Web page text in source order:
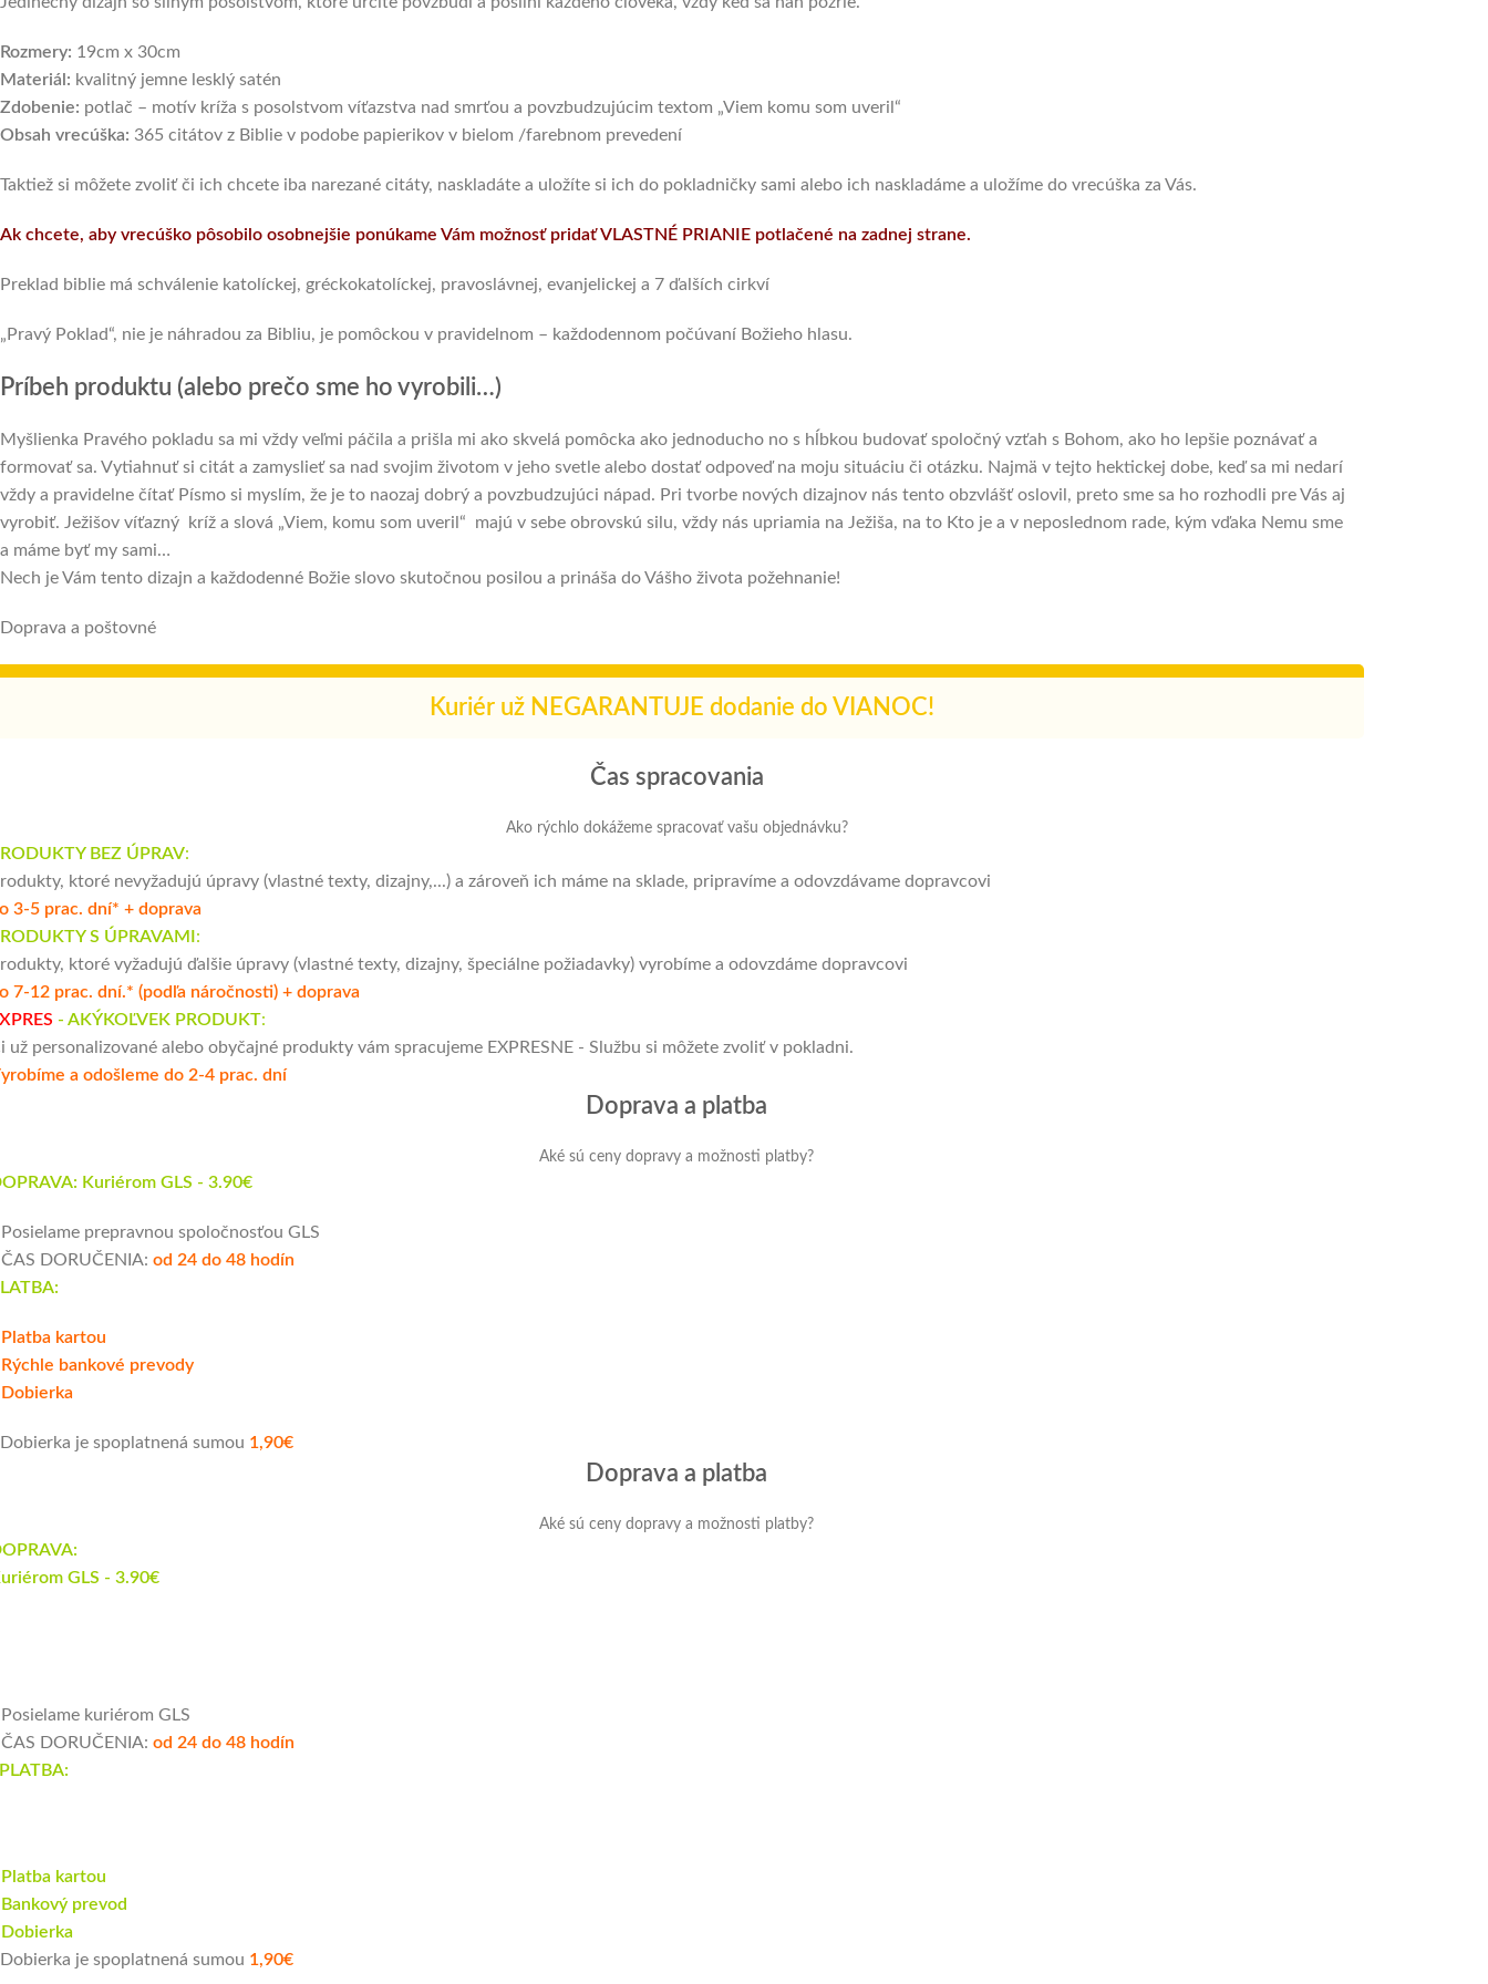
Rozmery: 19cm x 30cm
Materiál: kvalitný jemne lesklý satén
Zdobenie: potlač – motív kríža s posolstvom víťazstva nad smrťou a povzbudzujúcim textom „Viem komu som uveril“
Obsah vrecúška: 365 citátov z Biblie v podobe papierikov v bielom /farebnom prevedení
Taktiež si môžete zvoliť či ich chcete iba narezané citáty, naskladáte a uložíte si ich do pokladničky sami alebo ich naskladáme a uložíme do vrecúška za Vás.
Ak chcete, aby vrecúško pôsobilo osobnejšie ponúkame Vám možnosť pridať VLASTNÉ PRIANIE potlačené na zadnej strane.
Preklad biblie má schválenie katolíckej, gréckokatolíckej, pravoslávnej, evanjelickej a 7 ďalších cirkví
„Pravý Poklad“, nie je náhradou za Bibliu, je pomôckou v pravidelnom – každodennom počúvaní Božieho hlasu.
Príbeh produktu (alebo prečo sme ho vyrobili…)
Myšlienka Pravého pokladu sa mi vždy veľmi páčila a prišla mi ako skvelá pomôcka ako jednoducho no s hĺbkou budovať spoločný vzťah s Bohom, ako ho lepšie poznávať a
formovať sa. Vytiahnuť si citát a zamyslieť sa nad svojim životom v jeho svetle alebo dostať odpoveď na moju situáciu či otázku. Najmä v tejto hektickej dobe, keď sa mi nedarí
vždy a pravidelne čítať Písmo si myslím, že je to naozaj dobrý a povzbudzujúci nápad. Pri tvorbe nových dizajnov nás tento obzvlášť oslovil, preto sme sa ho rozhodli pre Vás aj
vyrobiť. Ježišov víťazný kríž a slová „Viem, komu som uveril“ majú v sebe obrovskú silu, vždy nás upriamia na Ježiša, na to Kto je a v neposlednom rade, kým vďaka Nemu sme
a máme byť my sami…
Nech je Vám tento dizajn a každodenné Božie slovo skutočnou posilou a prináša do Vášho života požehnanie!
Doprava a poštovné
Kuriér už NEGARANTUJE dodanie do VIANOC!
Čas spracovania
Ako rýchlo dokážeme spracovať vašu objednávku?
BEZ ÚPRAV:
ktoré nevyžadujú úpravy (vlastné texty, dizajny,...) a zároveň ich máme na sklade, pripravíme a odovzdávame dopravcovi
3-5 prac. dní* + doprava
S ÚPRAVAMI :
ktoré vyžadujú ďalšie úpravy (vlastné texty, dizajny, špeciálne požiadavky) vyrobíme a odovzdáme dopravcovi
7-12 prac. dní.* (podľa náročnosti) + doprava
- AKÝKOĽVEK PRODUKT:
už personalizované alebo obyčajné produkty vám spracujeme EXPRESNE - Službu si môžete zvoliť v pokladni.
a odošleme do 2-4 prac. dní
Doprava a platba
Aké sú ceny dopravy a možnosti platby?
Kuriérom GLS - 3.90€
Posielame prepravnou spoločnosťou GLS
ČAS DORUČENIA: od 24 do 48 hodín
Platba kartou
Rýchle bankové prevody
Dobierka
je spoplatnená sumou 1,90€
Doprava a platba
Aké sú ceny dopravy a možnosti platby?
GLS - 3.90€
Posielame kuriérom GLS
ČAS DORUČENIA: od 24 do 48 hodín
Platba kartou
Bankový prevod
Dobierka
je spoplatnená sumou 1,90€